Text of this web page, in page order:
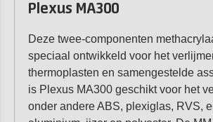
Plexus MA300
Deze twee-componenten
speciaal ontwikkeld voor het
thermoplasten en samengestelde
is Plexus MA300 geschikt voor het
onder andere ABS, plexiglas, RVS,